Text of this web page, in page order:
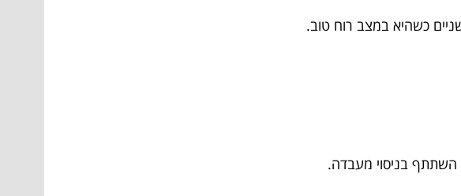
כשהיא במצב רוח טוב.
השתתף בניסוי מעבדה.